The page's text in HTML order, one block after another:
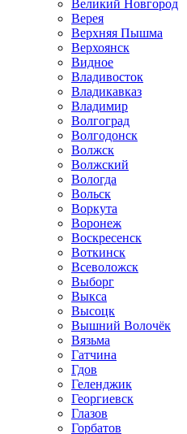
Великий Новгород
Верея
Верхняя Пышма
Верхоянск
Видное
Владивосток
Владикавказ
Владимир
Волгоград
Волгодонск
Волжск
Волжский
Вологда
Вольск
Воркута
Воронеж
Воскресенск
Воткинск
Всеволожск
Выборг
Выкса
Высоцк
Вышний Волочёк
Вязьма
Гатчина
Гдов
Геленджик
Георгиевск
Глазов
Горбатов